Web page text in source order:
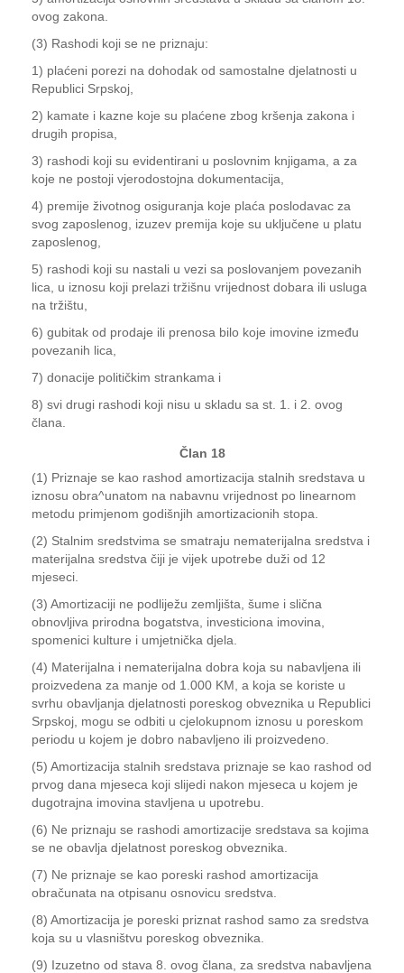
ovog zakona.
(3) Rashodi koji se ne priznaju:
1) plaćeni porezi na dohodak od samostalne djelatnosti u
Republici Srpskoj,
2) kamate i kazne koje su plaćene zbog kršenja zakona i
drugih propisa,
3) rashodi koji su evidentirani u poslovnim knjigama, a za
koje ne postoji vjerodostojna dokumentacija,
4) premije životnog osiguranja koje plaća poslodavac za
svog zaposlenog, izuzev premija koje su uključene u platu
zaposlenog,
5) rashodi koji su nastali u vezi sa poslovanjem povezanih
lica, u iznosu koji prelazi tržišnu vrijednost dobara ili usluga
na tržištu,
6) gubitak od prodaje ili prenosa bilo koje imovine između
povezanih lica,
7) donacije političkim strankama i
8) svi drugi rashodi koji nisu u skladu sa st. 1. i 2. ovog
člana.
Član 18
(1) Priznaje se kao rashod amortizacija stalnih sredstava u
iznosu obra^unatom na nabavnu vrijednost po linearnom
metodu primjenom godišnjih amortizacionih stopa.
(2) Stalnim sredstvima se smatraju nematerijalna sredstva i
materijalna sredstva čiji je vijek upotrebe duži od 12
mjeseci.
(3) Amortizaciji ne podliježu zemljišta, šume i slična
obnovljiva prirodna bogatstva, investiciona imovina,
spomenici kulture i umjetnička djela.
(4) Materijalna i nematerijalna dobra koja su nabavljena ili
proizvedena za manje od 1.000 KM, a koja se koriste u
svrhu obavljanja djelatnosti poreskog obveznika u Republici
Srpskoj, mogu se odbiti u cjelokupnom iznosu u poreskom
periodu u kojem je dobro nabavljeno ili proizvedeno.
(5) Amortizacija stalnih sredstava priznaje se kao rashod od
prvog dana mjeseca koji slijedi nakon mjeseca u kojem je
dugotrajna imovina stavljena u upotrebu.
(6) Ne priznaju se rashodi amortizacije sredstava sa kojima
se ne obavlja djelatnost poreskog obveznika.
(7) Ne priznaje se kao poreski rashod amortizacija
obračunata na otpisanu osnovicu sredstva.
(8) Amortizacija je poreski priznat rashod samo za sredstva
koja su u vlasništvu poreskog obveznika.
(9) Izuzetno od stava 8. ovog člana, za sredstva nabavljena